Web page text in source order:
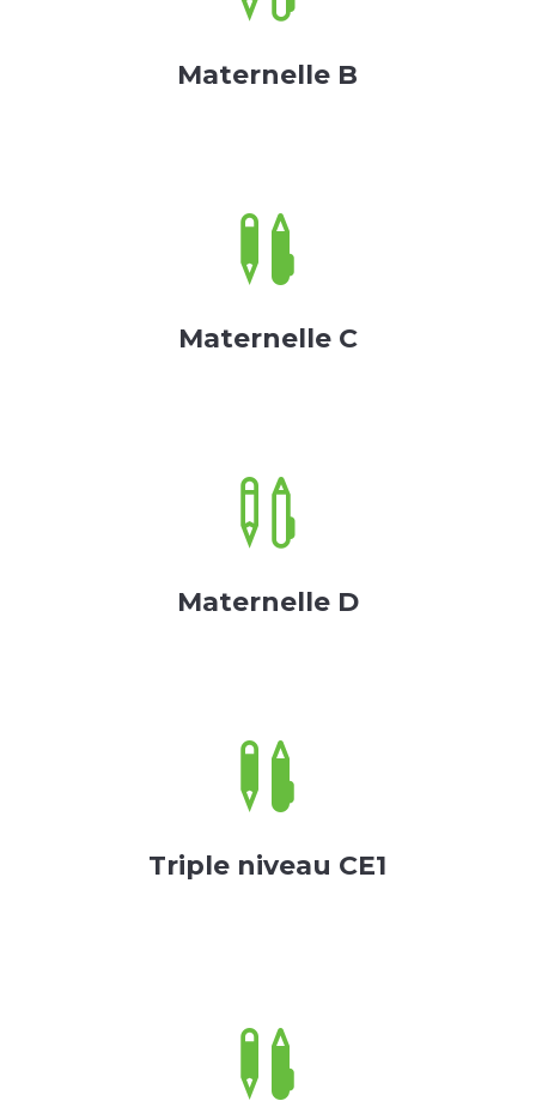
Maternelle B

Maternelle C

Maternelle D

Triple niveau CE1
